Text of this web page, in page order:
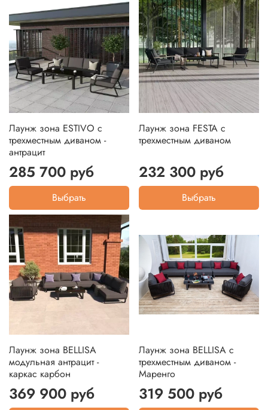
Лаунж зона ESTIVO с
трехместным диваном -
антрацит
285 700 руб
Выбрать
Лаунж зона FESTA с
трехместным диваном
232 300 руб
Выбрать
Лаунж зона BELLISA
модульная антрацит -
каркас карбон
369 900 руб
Лаунж зона BELLISA с
трехместным диваном -
Маренго
319 500 руб